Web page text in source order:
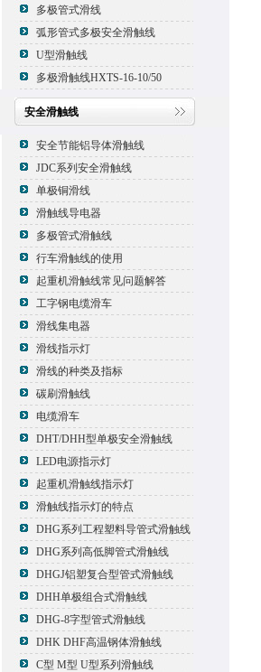
多极管式滑线
弧形管式多极安全滑触线
U型滑触线
多极滑触线HXTS-16-10/50
安全滑触线
安全节能铝导体滑触线
JDC系列安全滑触线
单极铜滑线
滑触线导电器
多极管式滑触线
行车滑触线的使用
起重机滑触线常见问题解答
工字钢电缆滑车
滑线集电器
滑线指示灯
滑线的种类及指标
碳刷滑触线
电缆滑车
DHT/DHH型单极安全滑触线
LED电源指示灯
起重机滑触线指示灯
滑触线指示灯的特点
DHG系列工程塑料导管式滑触线
DHG系列高低脚管式滑触线
DHGJ铝塑复合型管式滑触线
DHH单极组合式滑触线
DHG-8字型管式滑触线
DHK DHF高温钢体滑触线
C型 M型 U型系列滑触线